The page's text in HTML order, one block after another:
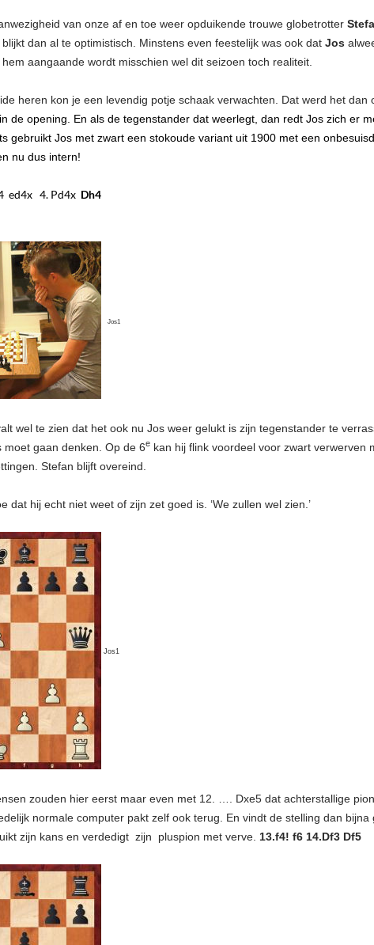
van onze af en toe weer opduikende trouwe globetrotter
dan al te optimistisch. Minstens even feestelijk was ook dat Jos
aangaande wordt misschien wel dit seizoen toch realiteit.
heren kon je een levendig potje schaak verwachten. Dat werd het dan
de opening. En als de tegenstander dat weerlegt, dan redt Jos zich er
gebruikt Jos met zwart een stokoude variant uit 1900 met een
nu dus intern!
ed4x 4. Pd4x Dh4
Jos1
wel te zien dat het ook nu Jos weer gelukt is zijn tegenstander te
gaan denken. Op de 6e kan hij flink voordeel voor zwart verwerven
Stefan blijft overeind.
dat hij echt niet weet of zijn zet goed is. ‘We zullen wel zien.’
Jos1
zouden hier eerst maar even met 12. …. Dxe5 dat achterstallige
normale computer pakt zelf ook terug. En vindt de stelling dan
zijn kans en verdedigt zijn pluspion met verve. 13.f4! f6 14.Df3 Df5